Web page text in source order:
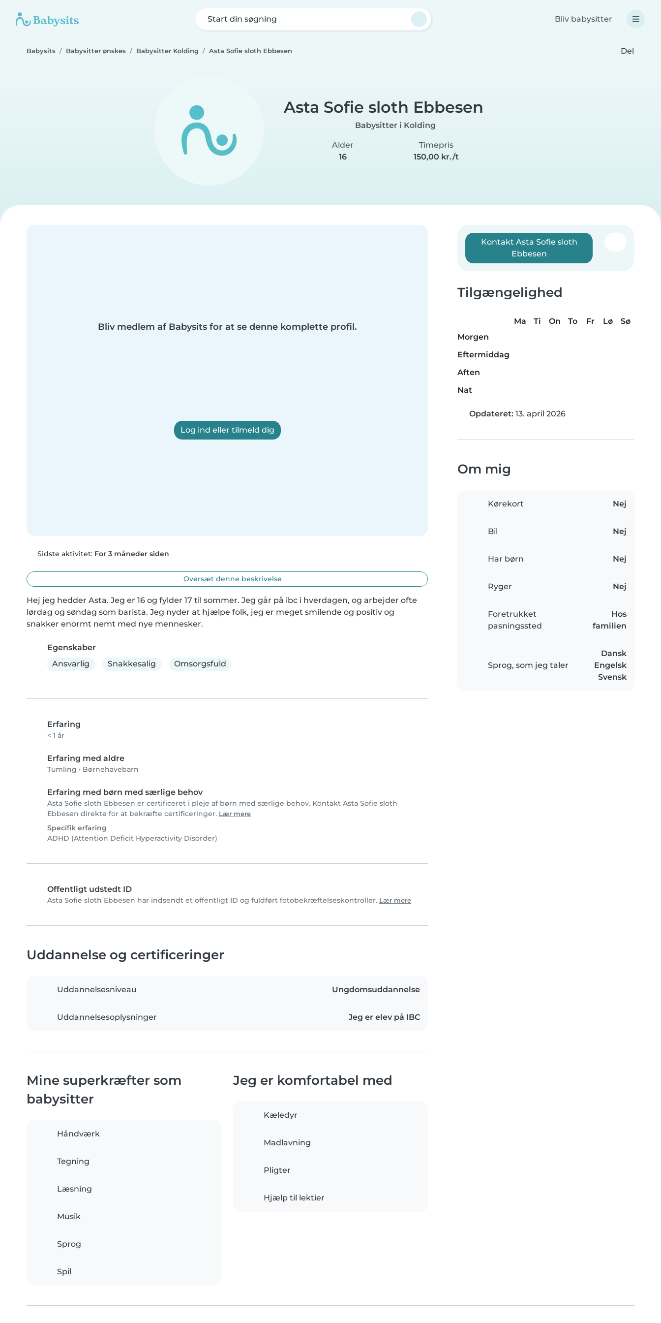
Start din søgning Bliv babysitter
Babysits Babysitter ønskes Babysitter Kolding Asta Sofie sloth Ebbesen Del
Asta Sofie sloth Ebbesen
Babysitter i Kolding
Alder
16
Timepris
150,00 kr./t
Bliv medlem af Babysits for at se denne komplette profil.
Log ind eller tilmeld dig
Sidste aktivitet: For 3 måneder siden
Oversæt denne beskrivelse
Hej jeg hedder Asta. Jeg er 16 og fylder 17 til sommer. Jeg går på ibc i hverdagen, og arbejder ofte
lørdag og søndag som barista. Jeg nyder at hjælpe folk, jeg er meget smilende og positiv og
snakker enormt nemt med nye mennesker.
Egenskaber
Ansvarlig
Snakkesalig Omsorgsfuld
Erfaring
< 1 år
Erfaring med aldre
Tumling • Børnehavebarn
Erfaring med børn med særlige behov
Asta Sofie sloth Ebbesen er certificeret i pleje af børn med særlige behov. Kontakt Asta Sofie sloth
Ebbesen direkte for at bekræfte certificeringer. Lær mere
Specifik erfaring
ADHD (Attention Deficit Hyperactivity Disorder)
Offentligt udstedt ID
Asta Sofie sloth Ebbesen har indsendt et offentligt ID og fuldført fotobekræftelseskontroller. Lær mere
Kontakt Asta Sofie sloth
Ebbesen
Tilgængelighed
Ma Ti On To Fr Lø
Sø
Morgen
Eftermiddag
Aften
Nat
Opdateret: 13. april 2026
Om mig
Kørekort Nej
Bil Nej
Har børn Nej
Ryger Nej
Foretrukket
pasningssted
Hos
familien
Sprog, som jeg taler
Dansk
Engelsk
Svensk
Uddannelse og certificeringer
Uddannelsesniveau Ungdomsuddannelse
Uddannelsesoplysninger Jeg er elev på IBC
Mine superkræfter som
babysitter
Håndværk
Tegning
Læsning
Musik
Sprog
Spil
Jeg er komfortabel med
Kæledyr
Madlavning
Pligter
Hjælp til lektier